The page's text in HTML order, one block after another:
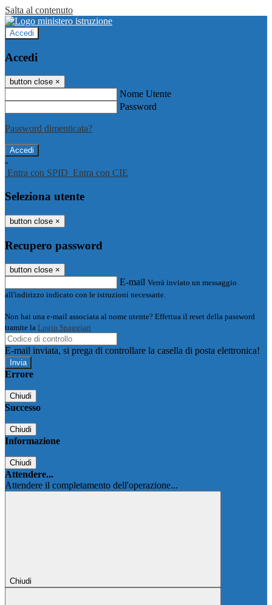
Salta al contenuto
Accedi
Accedi
button close ×
Nome Utente
Password
Password dimenticata?
-
Entra con SPID Entra con CIE
Seleziona utente
button close ×
Recupero password
button close ×
E-mail Verrà inviato un messaggio
all'indirizzo indicato con le istruzioni necessarie.
Non hai una e-mail associata al nome utente? Effettua il reset della password
tramite la Login Spaggiari
E-mail inviata, si prega di controllare la casella di posta elettronica!
Errore
Chiudi
Successo
Chiudi
Informazione
Chiudi
Attendere...
Attendere il completamento dell'operazione...
Chiudi